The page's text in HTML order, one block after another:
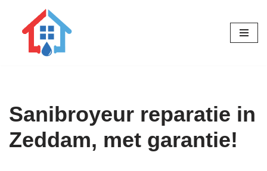
Sanibroyeur reparatie in
Zeddam, met garantie!